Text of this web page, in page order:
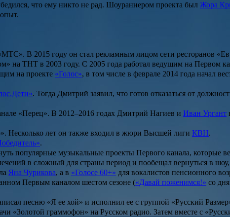
что ему никто не рад. Шоураннером проекта был Жора
В 2015 году он стал рекламным лицом сети ресторанов
на ТНТ в 2003 году. С 2005 года работал ведущим на Первом
на проекте «Голос», в том числе в феврале 2014 года начал
. Тогда Дмитрий заявил, что готов отказаться от
«Перец». В 2012–2016 годах Дмитрий Нагиев и Иван Ургант
. Несколько лет он также входил в жюри Высшей лиги КВН.
.
популярные музыкальные проекты Первого канала, которые
в сложный для страны период и пообещал вернуться в шоу,
Яна Чурикова, а в «Голосе 60+» для вокалистов пенсионного
Первым каналом шестом сезоне («Давай поженимся!» со
песню «Я ее хой» и исполнил ее с группой «Русский
«Золотой граммофон» на Русском радио. Затем вместе с